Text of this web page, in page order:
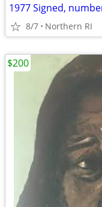
8/7 Northern RI
$200